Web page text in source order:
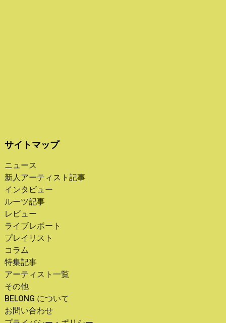
サイトマップ
ニュース
新人アーティスト記事
インタビュー
ルーツ記事
レビュー
ライブレポート
プレイリスト
コラム
特集記事
アーティスト一覧
その他
BELONG について
お問い合わせ